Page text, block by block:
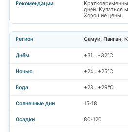
дней. Купаться
Хорошие цены.
Самуи, Панган,
+31…+32°C
+24…+25°C
+28…+29°C
15-18
80-120